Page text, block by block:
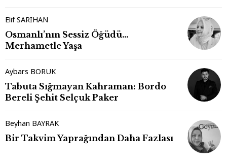
Elif SARIHAN
Osmanlı’nın Sessiz Öğüdü…
Merhametle Yaşa
Aybars BORUK
Tabuta Sığmayan Kahraman: Bordo
Bereli Şehit Selçuk Paker
Beyhan BAYRAK
Bir Takvim Yaprağından Daha Fazlası